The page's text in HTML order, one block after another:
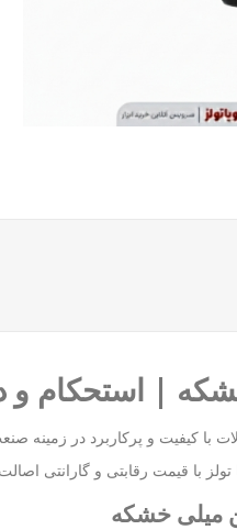
با کیفیت و پرکاربرد در
تولز با قیمت رقابتی و گارانتی